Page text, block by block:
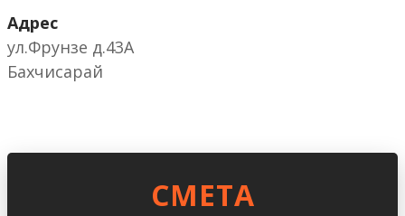
Адрес
ул.Фрунзе д.43А
Бахчисарай
CМЕТА